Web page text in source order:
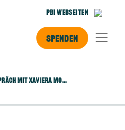
PBI Webseiten
Spenden
Mit Xaviera Mo...